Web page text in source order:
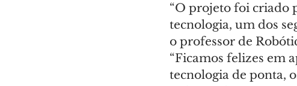
“O projeto foi criado
tecnologia, um dos
o professor de
“Ficamos felizes em
tecnologia de ponta,